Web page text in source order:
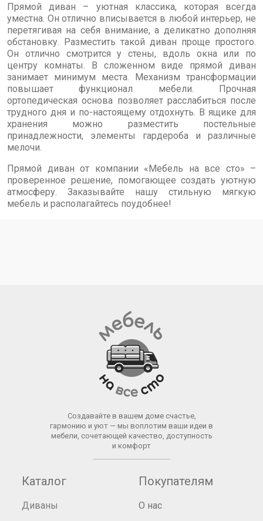
Прямой диван – уютная классика, которая всегда
уместна. Он отлично вписывается в любой интерьер, не
перетягивая на себя внимание, а деликатно дополняя
обстановку. Разместить такой диван проще простого.
Он отлично смотрится у стены, вдоль окна или по
центру комнаты. В сложенном виде прямой диван
занимает минимум места. Механизм трансформации
повышает функционал мебели. Прочная
ортопедическая основа позволяет расслабиться после
трудного дня и по-настоящему отдохнуть. В ящике для
хранения можно разместить постельные
принадлежности, элементы гардероба и различные
мелочи.
Прямой диван от компании «Мебель на все сто» –
проверенное решение, помогающее создать уютную
атмосферу. Заказывайте нашу стильную мягкую
мебель и располагайтесь поудобнее!
Создавайте в вашем доме счастье,
гармонию и уют — мы воплотим ваши идеи в
мебели, сочетающей качество, доступность
и комфорт
Каталог
Диваны
Покупателям
О нас